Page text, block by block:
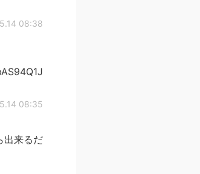
08:38
08:35
出来るだ